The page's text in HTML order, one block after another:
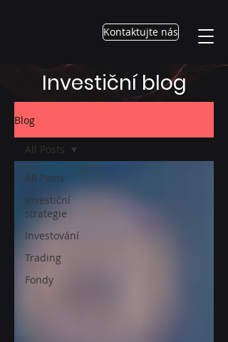
Kontaktujte nás
Investiční blog
Blog
All Posts
Investiční
strategie
Investování
Trading
Fondy
All Posts